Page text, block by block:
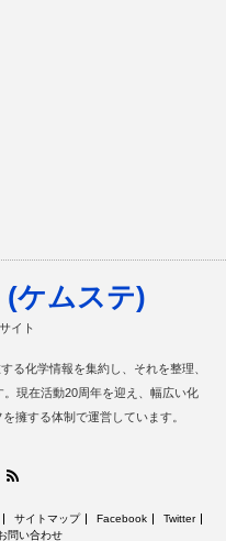
ケムステ)
イト
る化学情報を集約し、それを整理、
現在活動20周年を迎え、幅広い化
擁する体制で運営しています。
Facebook
サイトマップ Facebook
Twitter
問い合わせ